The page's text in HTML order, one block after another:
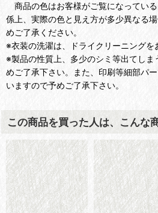
商品の色はお客様がご覧になってい
係上、実際の色と見え方が多少異なる
めご了承ください。
※衣装の洗濯は、ドライクリーニングを
※製品の性質上、多少のシミ等出てし
めご了承下さい。また、印刷等細部パ
いますので予めご了承下さい。
この商品を買った人は、こんな